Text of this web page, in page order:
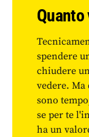
spendere
chiudere
vedere.
sono
se per te
ha un